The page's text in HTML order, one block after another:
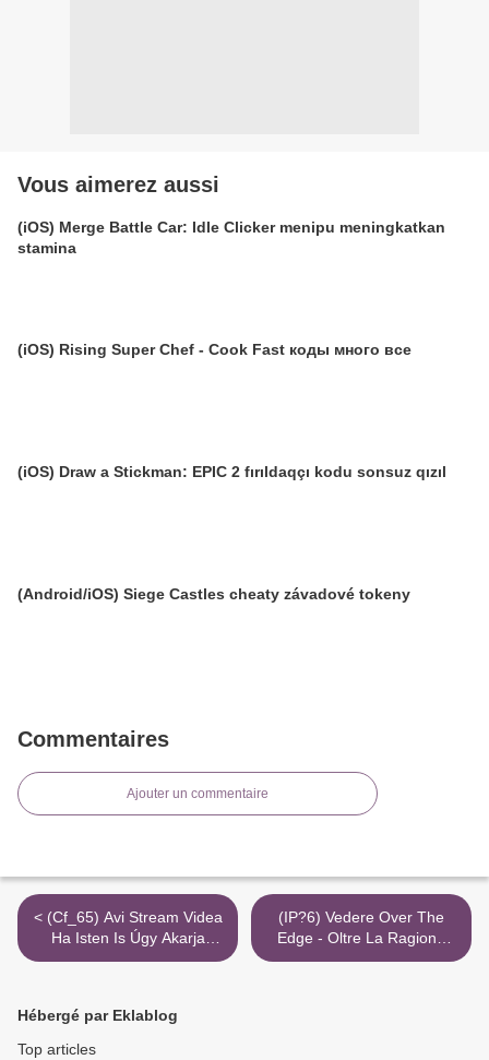
Vous aimerez aussi
(iOS) Merge Battle Car: Idle Clicker menipu meningkatkan
stamina
(iOS) Rising Super Chef - Cook Fast коды много все
(iOS) Draw a Stickman: EPIC 2 fırıldaqçı kodu sonsuz qızıl
(Android/iOS) Siege Castles cheaty závadové tokeny
Commentaires
Ajouter un commentaire
< (Cf_65) Avi Stream Videa
Ha Isten Is Úgy Akarja
1080P
(IP?6) Vedere Over The
Edge - Oltre La Ragione
720P Completo Mkv Torrent
Hébergé par Eklablog
Top articles